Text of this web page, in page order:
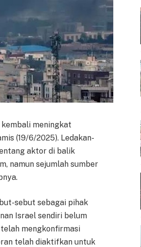
meningkat
(19/6/2025). Ledakan-
aktor di balik
namun sejumlah sumber
sebut sebagai pihak
Israel sendiri belum
mengkonfirmasi
telah diaktifkan untuk